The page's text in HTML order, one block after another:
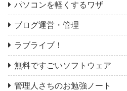
パソコンを軽くするワザ
ブログ運営・管理
ラブライブ！
無料ですごいソフトウェア
管理人さちのお勉強ノート